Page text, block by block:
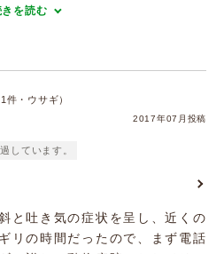
きを読む
件・ウサギ）
2017年07月投稿
しています。
と吐き気の症状を呈し、近くの
リの時間だったので、まず電話